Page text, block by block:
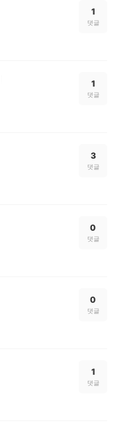
1
댓글
1
댓글
3
댓글
0
댓글
0
댓글
1
댓글